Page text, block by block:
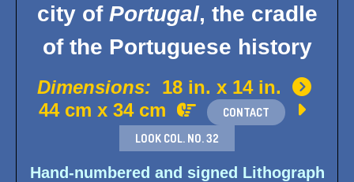
city of Portugal, the cradle
of the Portuguese history
Dimensions: 18 in. x 14 in. 
44 cm x 34 cm  CONTACT 
LOOK COL. NO. 32
Hand-numbered and signed Lithograph